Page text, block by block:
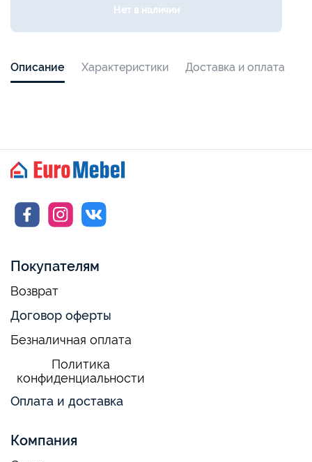
Нет в наличии
Описание Характеристики Доставка и оплата
Покупателям
Возврат
Договор оферты
Безналичная оплата
Политика
конфиденциальности
Оплата и доставка
Компания